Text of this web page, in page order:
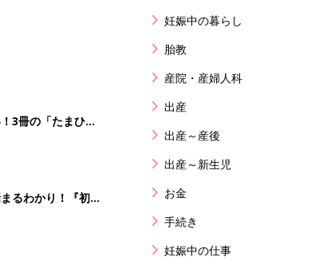
3冊の「たまひ
るわかり！『初め
号』〈巻頭大特
妊娠中の暮らし
胎教
産院・産婦人科
出産
出産～産後
出産～新生児
お金
手続き
妊娠中の仕事